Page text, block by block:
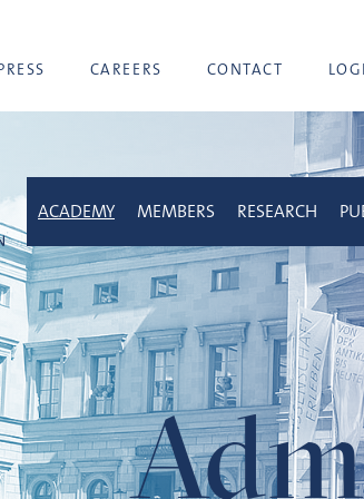
CAREERS CONTACT
ACADEMY MEMBERS RESEARCH